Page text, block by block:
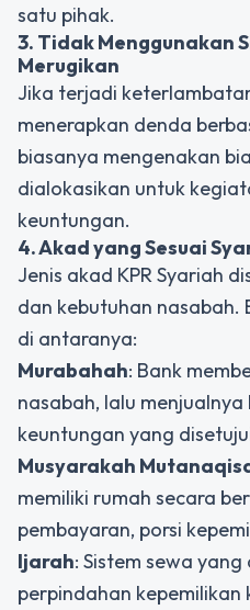
satu pihak.
3. Tidak Menggunakan
Merugikan
Jika terjadi
menerapkan denda
biasanya mengenakan
dialokasikan untuk
keuntungan.
4. Akad yang Sesuai
Jenis akad KPR Syariah
dan kebutuhan nasabah.
di antaranya:
Murabahah: Bank
nasabah, lalu
keuntungan yang
Musyarakah
memiliki rumah secara
pembayaran, porsi
Ijarah: Sistem sewa
perpindahan kepemilikan